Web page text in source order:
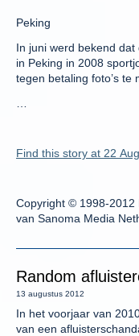
Peking
In juni werd bekend
in Peking in 2008
tegen betaling foto’s te
Find this story at 22
Copyright © 1998-2012
van Sanoma Media
Random
13 augustus 2012
In het voorjaar van
van een